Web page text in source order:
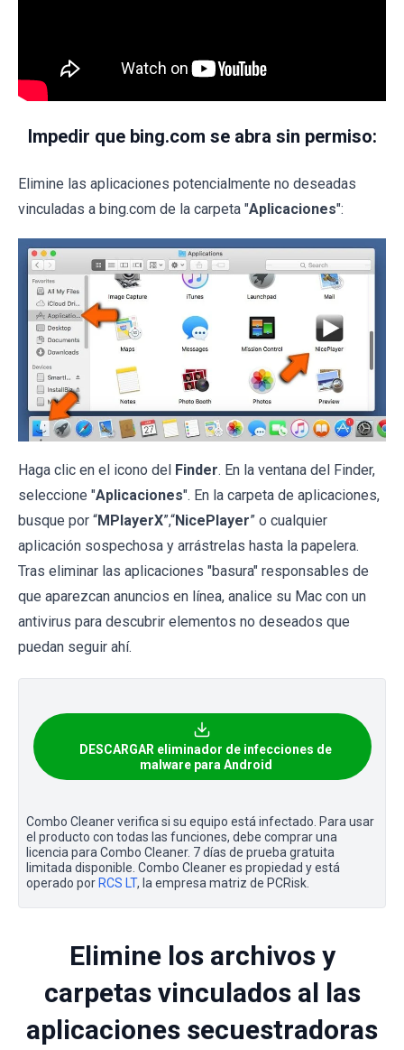
Impedir que bing.com se abra sin permiso:
Elimine las aplicaciones potencialmente no deseadas
vinculadas a bing.com de la carpeta "Aplicaciones":
Haga clic en el icono del Finder. En la ventana del Finder,
seleccione "Aplicaciones". En la carpeta de aplicaciones,
busque por “MPlayerX”,“NicePlayer” o cualquier
aplicación sospechosa y arrástrelas hasta la papelera.
Tras eliminar las aplicaciones "basura" responsables de
que aparezcan anuncios en línea, analice su Mac con un
antivirus para descubrir elementos no deseados que
puedan seguir ahí.
DESCARGAR eliminador de infecciones de
malware para Android
Combo Cleaner verifica si su equipo está infectado. Para usar
el producto con todas las funciones, debe comprar una
licencia para Combo Cleaner. 7 días de prueba gratuita
limitada disponible. Combo Cleaner es propiedad y está
operado por RCS LT, la empresa matriz de PCRisk.
Elimine los archivos y
carpetas vinculados al las
aplicaciones secuestradoras